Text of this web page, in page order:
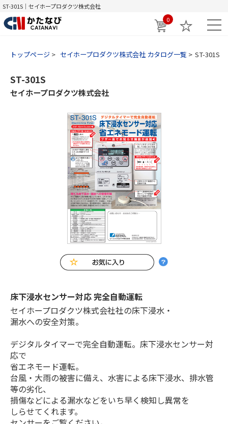
ST-301S｜セイホープロダクツ株式会社
0
トップページ セイホープロダクツ株式会社 カタログ一覧 ST-301S
ST-301S
セイホープロダクツ株式会社
床下浸水センサー対応 完全自動運転
セイホープロダクツ株式会社社の床下浸水・
漏水への安全対策。
デジタルタイマーで完全自動運転。床下浸水センサー対
応で
省エネモード運転。
台風・大雨の被害に備え、水害による床下浸水、排水管
等の劣化、
損傷などによる漏水などをいち早く検知し異常を
しらせてくれます。